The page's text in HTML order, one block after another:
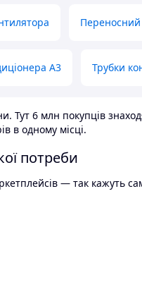
Переносний
А3 Трубки
6 млн покупців
в одному місці.
потреби
— так кажуть